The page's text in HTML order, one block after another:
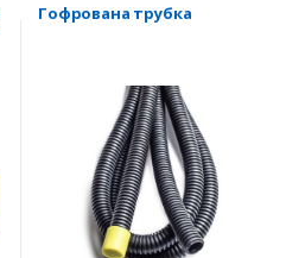
Гофрована трубка